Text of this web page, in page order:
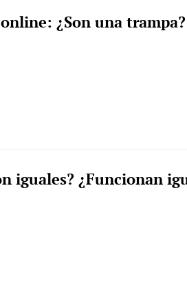
¿Son una trampa?
iguales? ¿Funcionan